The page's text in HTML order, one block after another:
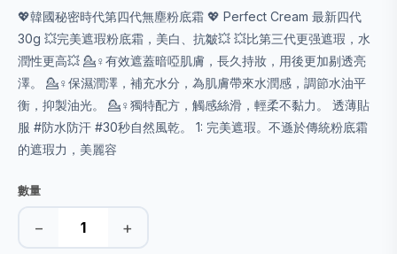
💖韓國秘密時代第四代無塵粉底霜 💖 Perfect Cream 最新四代
30g 💥完美遮瑕粉底霜，美白、抗皺💥 💥比第三代更强遮瑕，水
潤性更高💥 💁♀有效遮蓋暗啞肌膚，長久持妝，用後更加剔透亮
澤。 💁♀保濕潤澤，補充水分，為肌膚帶來水潤感，調節水油平
衡，抑製油光。 💁♀獨特配方，觸感絲滑，輕柔不黏力。 透薄貼
服 #防水防汗 #30秒自然風乾。 1: 完美遮瑕。不遜於傳統粉底霜
的遮瑕力，美麗容
數量
− +